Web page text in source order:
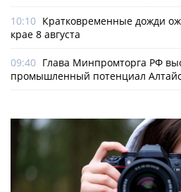
10:10 Кратковременные дожди
крае 8 августа
09:40 Глава Минпромторга РФ
промышленный потенциал